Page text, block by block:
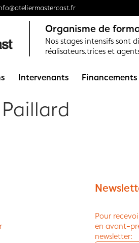
Organisme de
Nos stages intensifs sont
réalisateurs.trices et
Intervenants Financements
Pour
en avant-
newsletter: